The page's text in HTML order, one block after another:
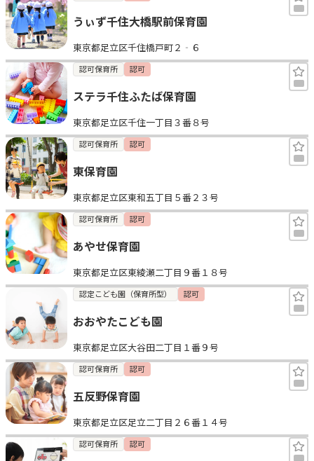
うぃず千住大橋駅前保育園
東京都足立区千住橋戸町２‐６
認可保育所 認可
ステラ千住ふたば保育園
東京都足立区千住一丁目３番８号
認可保育所 認可
東保育園
東京都足立区東和五丁目５番２３号
認可保育所 認可
あやせ保育園
東京都足立区東綾瀬二丁目９番１８号
認定こども園（保育所型） 認可
おおやたこども園
東京都足立区大谷田二丁目１番９号
認可保育所 認可
五反野保育園
東京都足立区足立二丁目２６番１４号
認可保育所 認可